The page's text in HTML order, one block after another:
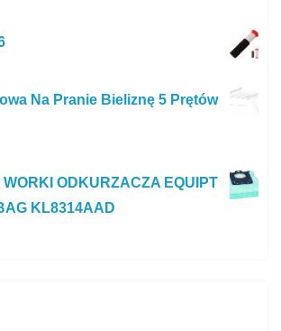
Na Pranie Bieliznę 5 Prętów
ODKURZACZA EQUIPT
KL8314AAD